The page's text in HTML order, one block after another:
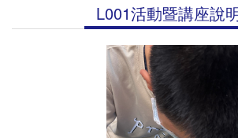
2022年/L001活動暨講座說明會
2021年
US001美國遊學團
AU001澳洲遊學團
CA001加拿大遊學團
L001活動暨講座說